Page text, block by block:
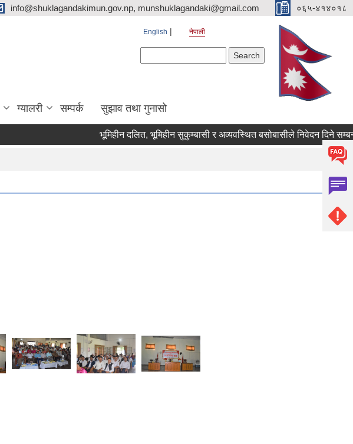
info@shuklagandakimun.gov.np, munshuklagandaki@gmail.com ०६५-४१४०१८
English नेपाली
ग्यालरी सम्पर्क सुझाव तथा गुनासो
भूमिहीन दलित, भूमिहीन सुकुम्बासी र अव्यवस्थित बसोबासीले निवेदन दिने सम्बन्धी